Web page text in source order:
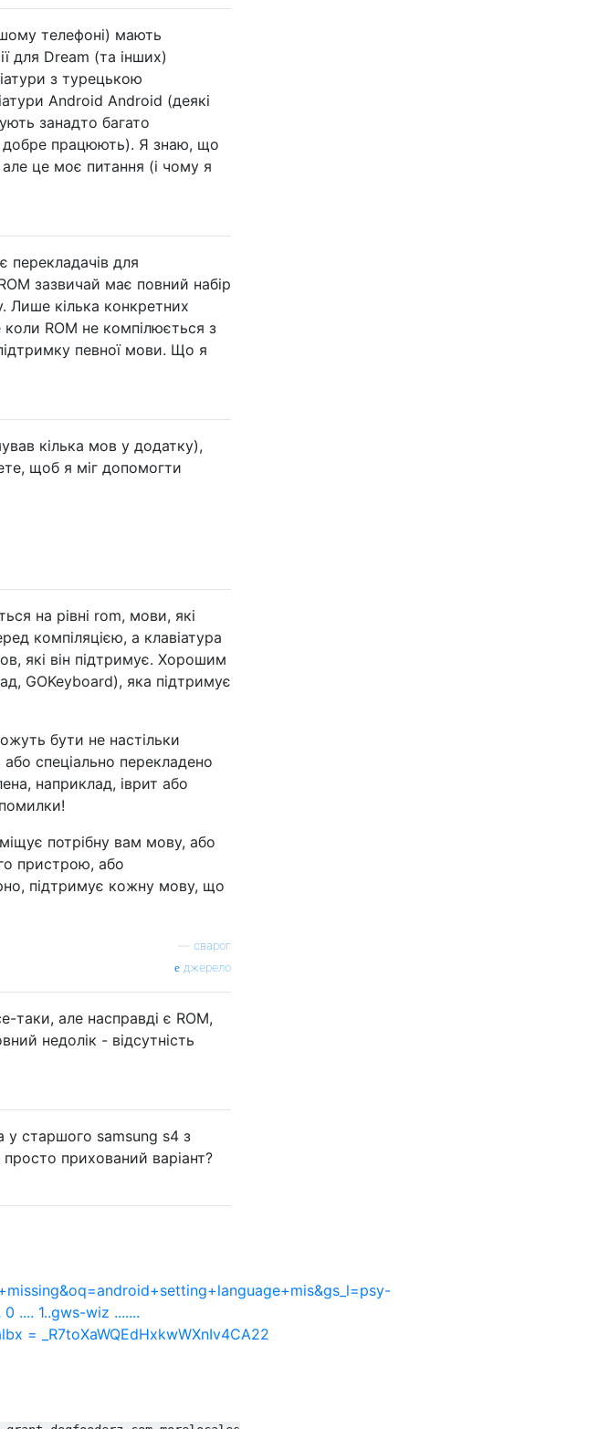
телефоні) мають
для Dream (та інших)
з турецькою
Android Android (деякі
занадто багато
добре працюють). Я знаю, що
це моє питання (і чому я
перекладачів для
зазвичай має повний набір
Лише кілька конкретних
ROM не компілюється з
певної мови. Що я
кілька мов у додатку),
щоб я міг допомогти
на рівні rom, мови, які
компіляцією, а клавіатура
які він підтримує. Хорошим
GOKeyboard), яка підтримує
бути не настільки
спеціально перекладено
наприклад, іврит або
потрібну вам мову, або
пристрою, або
підтримує кожну мову, що
сварог
джерело
таки, але насправді є ROM,
недолік - відсутність
у старшого samsung s4 з
прихований варіант?
.... 1..gws-wiz .......
= _R7toXaWQEdHxkwWXnIv4CA22